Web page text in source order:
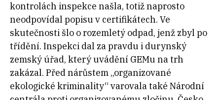
kontrolách inspekce našla, totiž naprosto
neodpovídal popisu v certifikátech. Ve
skutečnosti šlo o rozemletý odpad, jenž zbyl po
třídění. Inspekci dal za pravdu i durynský
zemský úřad, který uvádění GEMu na trh
zakázal. Před nárůstem „organizované
ekologické kriminality“ varovala také Národní